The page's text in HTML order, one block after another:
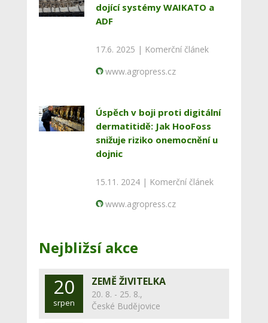
dojící systémy WAIKATO a
ADF
17.6. 2025 | Komerční článek
www.agropress.cz
Úspěch v boji proti digitální
dermatitidě: Jak HooFoss
snižuje riziko onemocnění u
dojnic
15.11. 2024 | Komerční článek
www.agropress.cz
Nejbližsí akce
20
srpen
ZEMĚ ŽIVITELKA
20. 8. - 25. 8.,
České Budějovice